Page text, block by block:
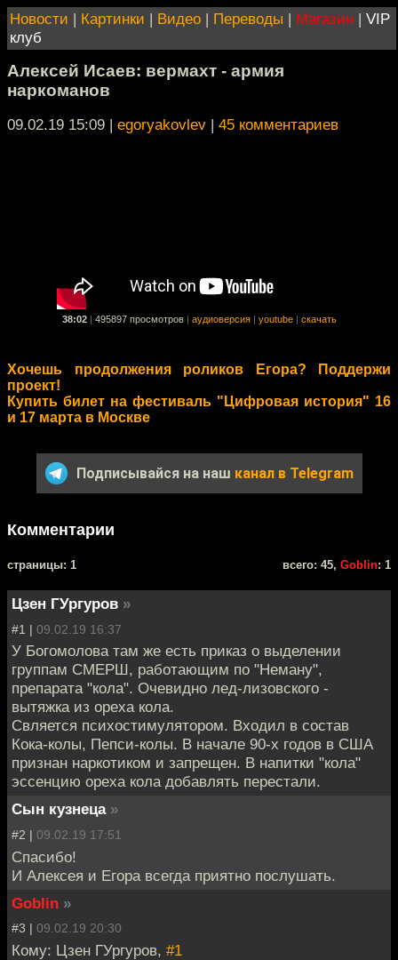
Новости | Картинки | Видео | Переводы | Магазин | VIP
клуб
Алексей Исаев: вермахт - армия
наркоманов
09.02.19 15:09 | egoryakovlev | 45 комментариев
38:02 495897 просмотров аудиоверсия youtube скачать
Хочешь продолжения роликов Егора? Поддержи
проект!
Купить билет на фестиваль "Цифровая история" 16
и 17 марта в Москве
Подписывайся на наш канал в Telegram
Комментарии
cтраницы: 1 всего: 45, Goblin: 1
Цзен ГУргуров »
#1 | 09.02.19 16:37
У Богомолова там же есть приказ о выделении
группам СМЕРШ, работающим по "Неману",
препарата "кола". Очевидно лед-лизовского -
вытяжка из ореха кола.
Свляется психостимулятором. Входил в состав
Кока-колы, Пепси-колы. В начале 90-х годов в США
признан наркотиком и запрещен. В напитки "кола"
эссенцию ореха кола добавлять перестали.
Сын кузнеца »
#2 | 09.02.19 17:51
Спасибо!
И Алексея и Егора всегда приятно послушать.
Goblin »
#3 | 09.02.19 20:30
Кому: Цзен ГУргуров, #1